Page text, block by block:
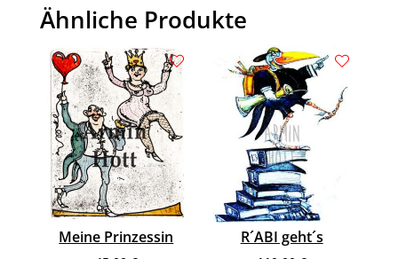
Ähnliche Produkte
Meine Prinzessin R´ABI geht´s